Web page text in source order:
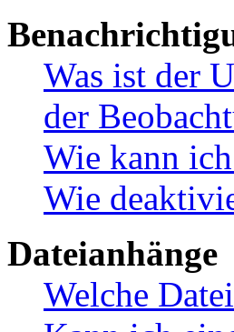
Was ist der
der
Wie kann
Wie
Dateianhänge
Welche